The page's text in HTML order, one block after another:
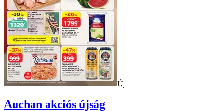
Új
Auchan akciós újság